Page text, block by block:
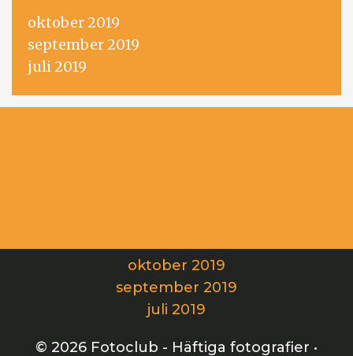
oktober 2019
september 2019
juli 2019
oktober 2019
september 2019
juli 2019
© 2026 Fotoclub - Häftiga fotografier •